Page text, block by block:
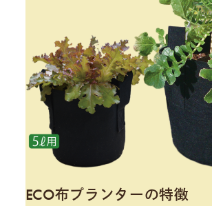
ECO布プランターの特徴